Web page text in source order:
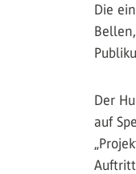
Die
Der
auf